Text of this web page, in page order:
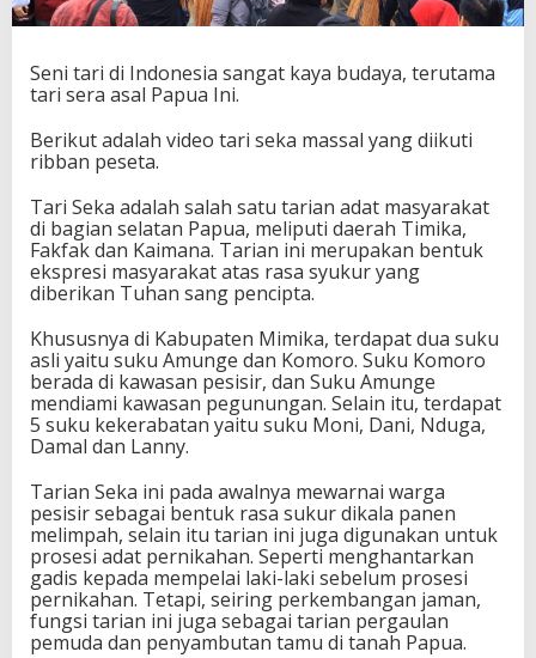
h
a
P
a
u
Seni tari di Indonesia sangat kaya budaya, terutama
tari sera asal Papua Ini.
Berikut adalah video tari seka massal yang diikuti
ribban peseta.
Tari Seka adalah salah satu tarian adat masyarakat
di bagian selatan Papua, meliputi daerah Timika,
Fakfak dan Kaimana. Tarian ini merupakan bentuk
ekspresi masyarakat atas rasa syukur yang
diberikan Tuhan sang pencipta.
Khususnya di Kabupaten Mimika, terdapat dua suku
asli yaitu suku Amunge dan Komoro. Suku Komoro
berada di kawasan pesisir, dan Suku Amunge
mendiami kawasan pegunungan. Selain itu, terdapat
5 suku kekerabatan yaitu suku Moni, Dani, Nduga,
Damal dan Lanny.
Tarian Seka ini pada awalnya mewarnai warga
pesisir sebagai bentuk rasa sukur dikala panen
melimpah, selain itu tarian ini juga digunakan untuk
prosesi adat pernikahan. Seperti menghantarkan
gadis kepada mempelai laki-laki sebelum prosesi
pernikahan. Tetapi, seiring perkembangan jaman,
fungsi tarian ini juga sebagai tarian pergaulan
pemuda dan penyambutan tamu di tanah Papua.